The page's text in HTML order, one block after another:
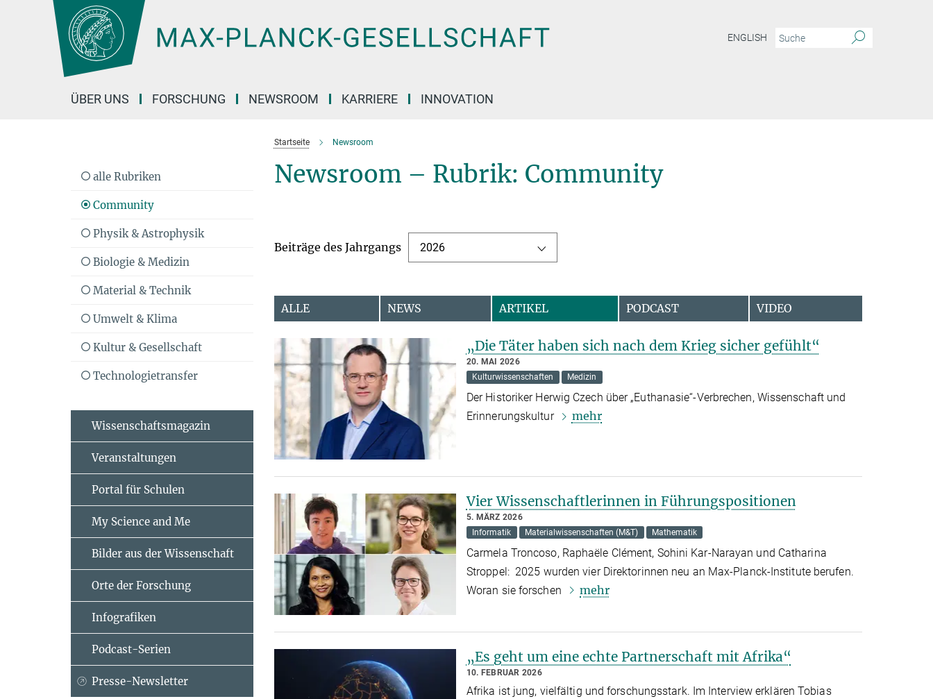
Hauptinhalt
ENGLISH
ÜBER UNS FORSCHUNG NEWSROOM KARRIERE INNOVATION
Startseite Newsroom
Newsroom – Rubrik: Community
Beiträge des Jahrgangs 2026
ALLE NEWS ARTIKEL PODCAST VIDEO
„Die Täter haben sich nach dem Krieg sicher gefühlt“
20. MAI 2026
Kulturwissenschaften
Medizin
Der Historiker Herwig Czech über „Euthanasie“-Verbrechen, Wissenschaft und
Erinnerungskultur
mehr
Vier Wissenschaftlerinnen in Führungspositionen
5. MÄRZ 2026
Informatik
Materialwissenschaften (M&T) Mathematik
Carmela Troncoso, Raphaële Clément, Sohini Kar-Narayan und Catharina
Stroppel: 2025 wurden vier Direktorinnen neu an Max-Planck-Institute berufen.
Woran sie forschen
mehr
„Es geht um eine echte Partnerschaft mit Afrika“
10. FEBRUAR 2026
Afrika ist jung, vielfältig und forschungsstark. Im Interview erklären Tobias
alle Rubriken
Community
Physik & Astrophysik
Biologie & Medizin
Material & Technik
Umwelt & Klima
Kultur & Gesellschaft
Technologietransfer
Wissenschaftsmagazin
Veranstaltungen
Portal für Schulen
My Science and Me
Bilder aus der Wissenschaft
Orte der Forschung
Infografiken
Podcast-Serien
Presse-Newsletter